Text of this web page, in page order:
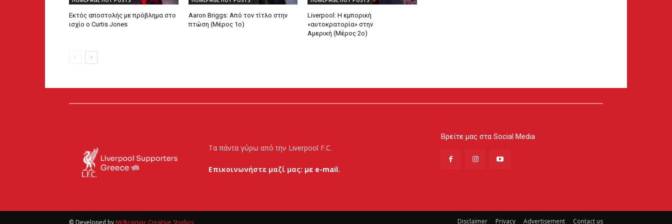
Εκτός αποστολής με πρόβλημα στο
ισχίο ο Curtis Jones
Aaron Briggs: Από τον τίτλο στην
πτώση (Μέρος 1ο)
Liverpool: Η εμπορική
«αυτοκρατορία» στην
Αμερική (Μέρος 2ο)
Τα πάντα γύρω από την Liverpool F.C.
Επικοινωνήστε μαζί μας: με e-mail.
Βρείτε μας στα Social Media
© Developed by MrBrainiac Creative Studios Disclaimer Privacy Advertisement Contact us